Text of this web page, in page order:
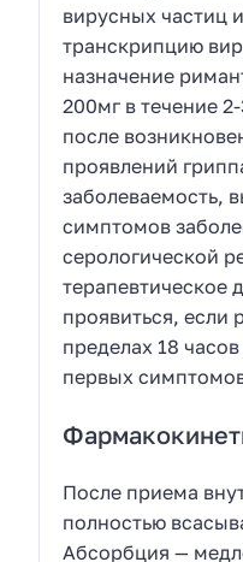
вирусных частиц
транскрипцию
назначение
200мг в течение
после
проявлений
заболеваемость,
симптомов
серологической
терапевтическое
проявиться, если
пределах 18
первых
После приема
полностью
Абсорбция —